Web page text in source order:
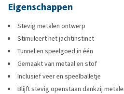
Eigenschappen
Stevig metalen ontwerp
Stimuleert het jachtinstinct
Tunnel en speelgoed in één
Gemaakt van metaal en stof
Inclusief veer en speelballetje
Blijft stevig openstaan dankzij